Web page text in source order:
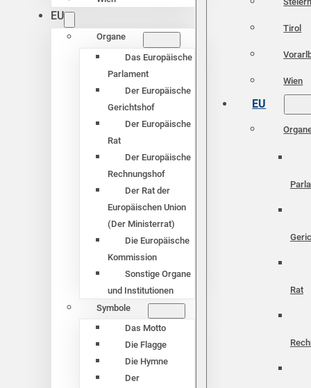
EU
Organe
Das Europäische
Parlament
Der Europäische
Gerichtshof
Der Europäische
Rat
Der Europäische
Rechnungshof
Der Rat der
Europäischen Union
(Der Ministerrat)
Die Europäische
Kommission
Sonstige Organe
und Institutionen
Symbole
Das Motto
Die Flagge
Die Hymne
Der
Tirol
Wien
EU
Rat